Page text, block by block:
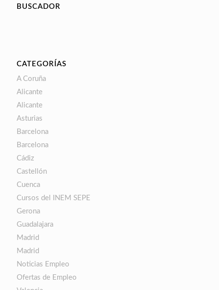
BUSCADOR
CATEGORÍAS
A Coruña
Alicante
Alicante
Asturias
Barcelona
Barcelona
Cádiz
Castellón
Cuenca
Cursos del INEM SEPE
Gerona
Guadalajara
Madrid
Madrid
Noticias Empleo
Ofertas de Empleo